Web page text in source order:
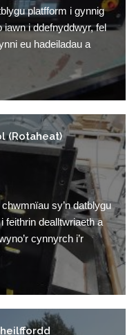
platfform i gynnig
iawn i ddefnyddwyr, fel
eu hadeiladau a
(Rotaheat)
sy’n datblygu
feithrin dealltwriaeth a
cynnyrch i’r